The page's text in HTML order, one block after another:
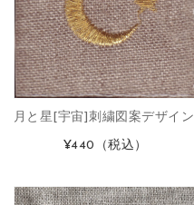
月と星[宇宙]刺繍図案デザイン
¥440 （税込）